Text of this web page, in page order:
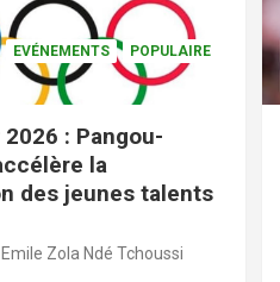
EVÉNEMENTS
POPULAIRE
2026 : Pangou-
la
des jeunes talents
Emile Zola Ndé Tchoussi